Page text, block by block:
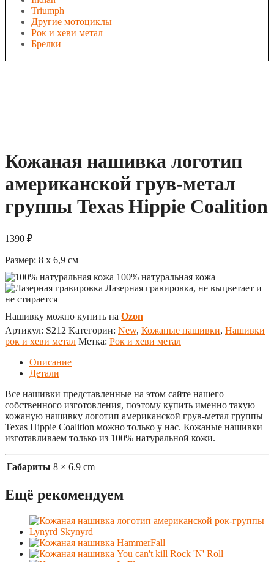
Triumph
Другие мотоциклы
Рок и хеви метал
Брелки
Кожаная нашивка логотип
американской грув-метал
группы Texas Hippie Coalition
1390 ₽
Размер: 8 x 6,9 см
100% натуральная кожа
Лазерная гравировка, не выцветает и
не стирается
Нашивку можно купить на Ozon
Артикул: S212 Категории: New, Кожаные нашивки, Нашивки
рок и хеви метал Метка: Рок и хеви метал
Описание
Детали
Все нашивки представленные на этом сайте нашего
собственного изготовления, поэтому купить именно такую
кожаную нашивку логотип американской грув-метал группы
Texas Hippie Coalition можно только у нас. Кожаные нашивки
изготавливаем только из 100% натуральной кожи.
Габариты 8 × 6.9 cm
Ещё рекомендуем